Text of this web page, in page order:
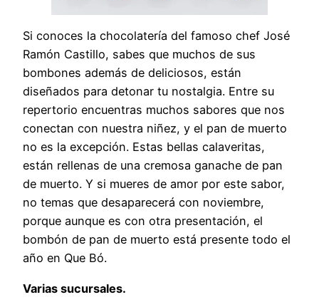
Si conoces la chocolatería del famoso chef José
Ramón Castillo, sabes que muchos de sus
bombones además de deliciosos, están
diseñados para detonar tu nostalgia. Entre su
repertorio encuentras muchos sabores que nos
conectan con nuestra niñez, y el pan de muerto
no es la excepción. Estas bellas calaveritas,
están rellenas de una cremosa ganache de pan
de muerto. Y si mueres de amor por este sabor,
no temas que desaparecerá con noviembre,
porque aunque es con otra presentación, el
bombón de pan de muerto está presente todo el
año en Que Bó.
Varias sucursales.